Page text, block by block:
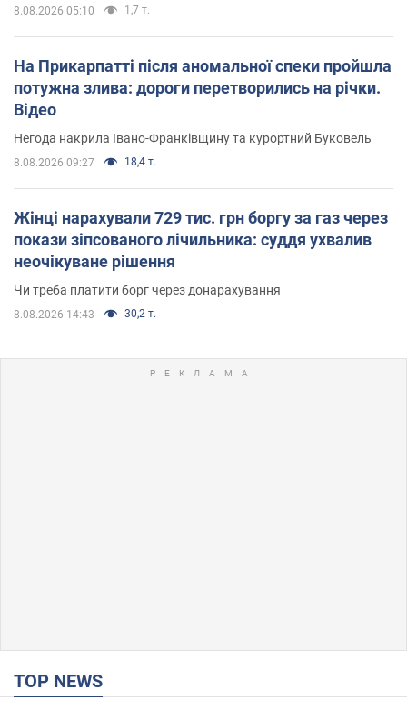
8.08.2026 05:10 1,7 т.
На Прикарпатті після аномальної спеки пройшла
потужна злива: дороги перетворились на річки.
Відео
Негода накрила Івано-Франківщину та курортний Буковель
8.08.2026 09:27 18,4 т.
Жінці нарахували 729 тис. грн боргу за газ через
покази зіпсованого лічильника: суддя ухвалив
неочікуване рішення
Чи треба платити борг через донарахування
8.08.2026 14:43 30,2 т.
TOP NEWS